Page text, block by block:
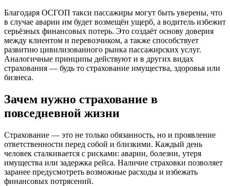
Благодаря ОСГОП такси пассажиры могут быть уверены, что
в случае аварии им будет возмещён ущерб, а водитель избежит
серьёзных финансовых потерь. Это создаёт основу доверия
между клиентом и перевозчиком, а также способствует
развитию цивилизованного рынка пассажирских услуг.
Аналогичные принципы действуют и в других видах
страхования — будь то страхование имущества, здоровья или
бизнеса.
Зачем нужно страхование в
повседневной жизни
Страхование — это не только обязанность, но и проявление
ответственности перед собой и близкими. Каждый день
человек сталкивается с рисками: аварии, болезни, утеря
имущества или задержка рейса. Наличие страховки позволяет
заранее предусмотреть возможные расходы и избежать
финансовых потрясений.